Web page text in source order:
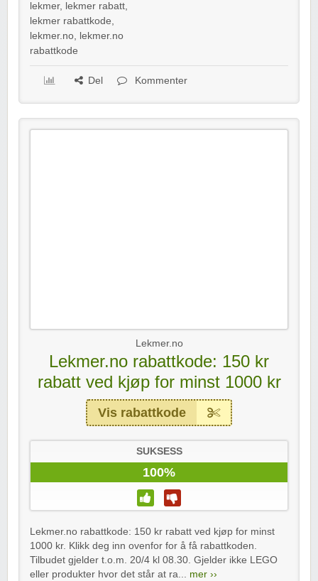
lekmer, lekmer rabatt,
lekmer rabattkode,
lekmer.no, lekmer.no
rabattkode
Del Kommenter
Lekmer.no
Lekmer.no rabattkode: 150 kr
rabatt ved kjøp for minst 1000 kr
Vis rabattkode
SUKSESS
100%
Lekmer.no rabattkode: 150 kr rabatt ved kjøp for minst
1000 kr. Klikk deg inn ovenfor for å få rabattkoden.
Tilbudet gjelder t.o.m. 20/4 kl 08.30. Gjelder ikke LEGO
eller produkter hvor det står at ra... mer ››